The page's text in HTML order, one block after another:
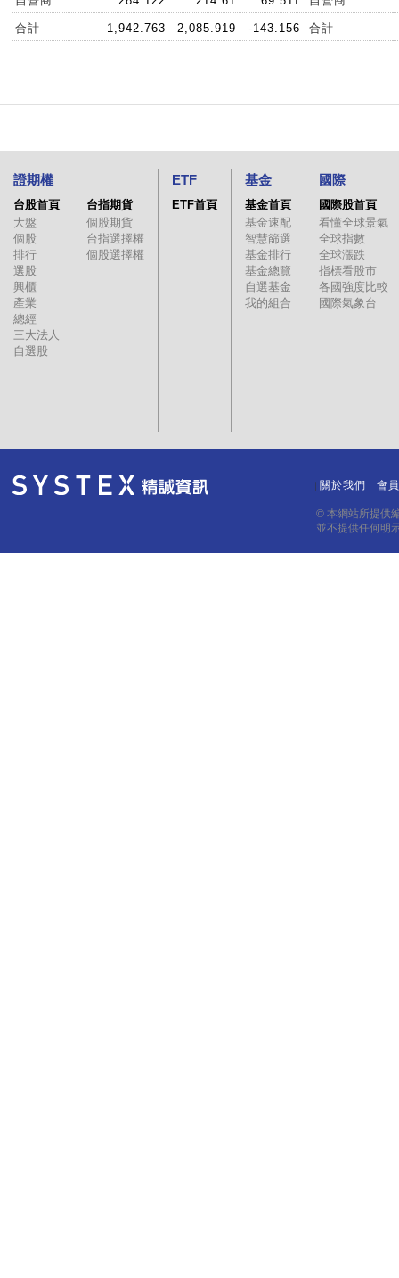
合計 1,942.763 2,085.919 -143.156 合計
證期權
台股首頁
大盤
個股
排行
選股
興櫃
產業
總經
三大法人
自選股
台指期貨
個股期貨
台指選擇權
個股選擇權
ETF
ETF首頁
基金
基金首頁
基金速配
智慧篩選
基金排行
基金總覽
自選基金
我的組合
國際
國際股首頁
看懂全球景氣
全球指數
全球漲跌
指標看股市
各國強度比較
國際氣象台
關於我們 會
© 本網站所提供
並不提供任何明